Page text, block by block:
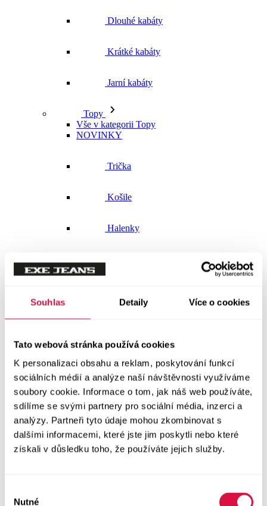
Souhlas Detaily Více o cookies
Tato webová stránka používá cookies
K personalizaci obsahu a reklam, poskytování funkcí
sociálních médií a analýze naší návštěvnosti využíváme
soubory cookie. Informace o tom, jak náš web používáte,
sdílíme se svými partnery pro sociální média, inzerci a
analýzy. Partneři tyto údaje mohou zkombinovat s
dalšími informacemi, které jste jim poskytli nebo které
získali v důsledku toho, že používáte jejich služby.
Nutné
Dlouhé kabáty
Krátké kabáty
Jarní kabáty
Topy
Vše v kategorii Topy
NOVINKY
Trička
Košile
Halenky
Vše v kategorii Svetry a mikiny
Mikiny
Svetry
Šaty a sukně
Vše v kategorii Šaty a sukně
NOVINKY
Letní šaty